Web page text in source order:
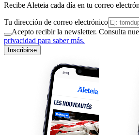
Recibe Aleteia cada día en tu correo
Tu dirección de correo electrónico
Acepto recibir la newsletter. Consulta
privacidad para saber más.
Inscribirse